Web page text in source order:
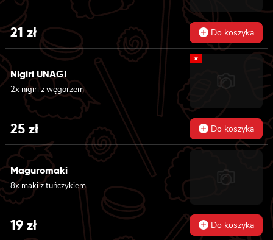
21 zł Do koszyka
Nigiri UNAGI
2x nigiri z węgorzem
★
25 zł Do koszyka
Maguromaki
8x maki z tuńczykiem
19 zł Do koszyka